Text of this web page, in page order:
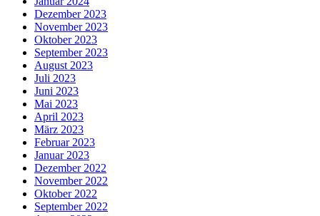
Dezember 2023
November 2023
Oktober 2023
September 2023
August 2023
Juli 2023
Juni 2023
Mai 2023
April 2023
März 2023
Februar 2023
Januar 2023
Dezember 2022
November 2022
Oktober 2022
September 2022